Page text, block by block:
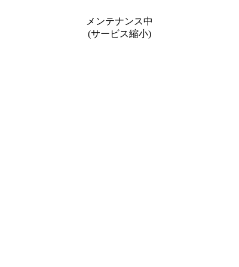
メンテナンス中
(サービス縮小)